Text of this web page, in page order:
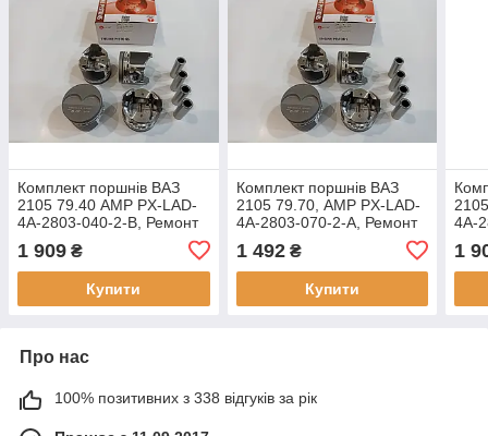
Комплект поршнів ВАЗ
2105 79.40 AMP PX-LAD-
4A-2803-040-2-B, Ремонт
1 909 ₴
Купити
Комплект поршнів ВАЗ
2105 79.70, AMP PX-LAD-
4A-2803-070-2-A, Ремонт
1 492₴
Купити
4A-
1
Про нас
100% позитивних з 338 відгуків за рік